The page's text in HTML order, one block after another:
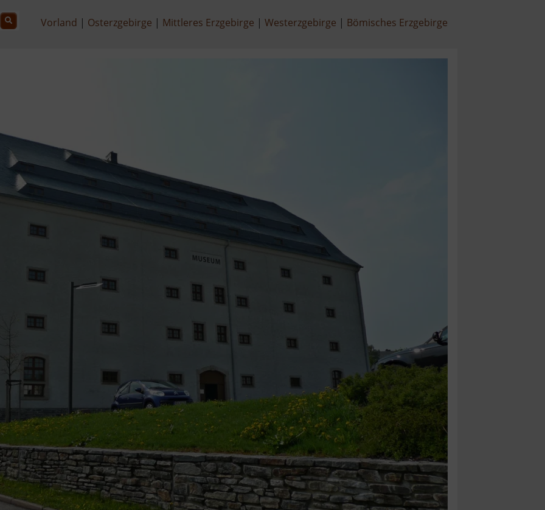
Vorland Osterzgebirge Mittleres Erzgebirge Westerzgebirge Bömisches Erzgebirge